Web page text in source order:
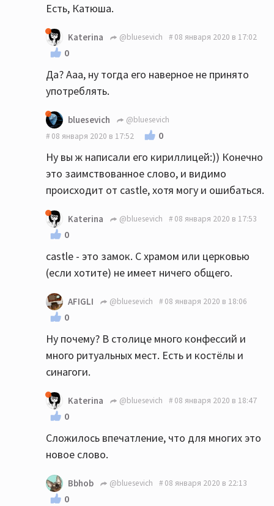
Есть, Катюша.
Katerina @bluesevich 08 января 2020 в 17:02
0
Да? Ааа, ну тогда его наверное не принято
употреблять.
bluesevich
@bluesevich
08 января 2020 в 17:52
0
Ну вы ж написали его кириллицей:)) Конечно
это заимствованное слово, и видимо
происходит от castle, хотя могу и ошибаться.
Katerina @bluesevich 08 января 2020 в 17:53
0
castle - это замок. С храмом или церковью
(если хотите) не имеет ничего общего.
AFIGLI @bluesevich 08 января 2020 в 18:06
0
Ну почему? В столице много конфессий и
много ритуальных мест. Есть и костёлы и
синагоги.
Katerina @bluesevich 08 января 2020 в 18:47
0
Сложилось впечатление, что для многих это
новое слово.
Bbhob @bluesevich 08 января 2020 в 22:13
0